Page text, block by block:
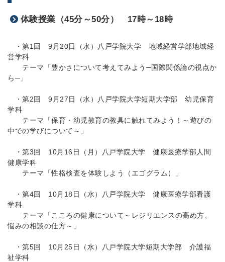
体験授業（45分～50分） 17時～18時
・第1回 9月20日（水）八戸学院大学 地域経営学部地域経
営学科
テーマ「豊かさについて考えてみよう─国際関係論の視点か
ら─」
・第2回 9月27日（水）八戸学院大学短期大学部 幼児保育
学科
テーマ「保育・幼児教育の教具に触れてみよう！～遊びの
中での学びについて～」
・第3回 10月16日（月）八戸学院大学 健康医療学部人間
健康学科
テーマ「性格検査を体験しよう（エゴグラム）」
・第4回 10月18日（水）八戸学院大学 健康医療学部看護
学科
テーマ「こころの健康について～レジリエンスの高め方、
悩みの相談の仕方～」
・第5回 10月25日（水）八戸学院大学短期大学部 介護福
祉学科